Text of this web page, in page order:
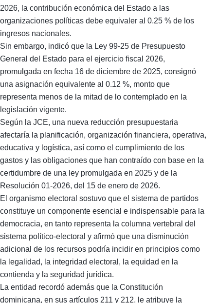
2026, la contribución económica del Estado a las
organizaciones políticas debe equivaler al 0.25 % de los
ingresos nacionales.
Sin embargo, indicó que la Ley 99-25 de Presupuesto
General del Estado para el ejercicio fiscal 2026,
promulgada en fecha 16 de diciembre de 2025, consignó
una asignación equivalente al 0.12 %, monto que
representa menos de la mitad de lo contemplado en la
legislación vigente.
Según la JCE, una nueva reducción presupuestaria
afectaría la planificación, organización financiera, operativa,
educativa y logística, así como el cumplimiento de los
gastos y las obligaciones que han contraído con base en la
certidumbre de una ley promulgada en 2025 y de la
Resolución 01-2026, del 15 de enero de 2026.
El organismo electoral sostuvo que el sistema de partidos
constituye un componente esencial e indispensable para la
democracia, en tanto representa la columna vertebral del
sistema político-electoral y afirmó que una disminución
adicional de los recursos podría incidir en principios como
la legalidad, la integridad electoral, la equidad en la
contienda y la seguridad jurídica.
La entidad recordó además que la Constitución
dominicana, en sus artículos 211 y 212, le atribuye la